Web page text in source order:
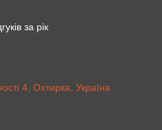
за рік
4, Охтирка, Україна